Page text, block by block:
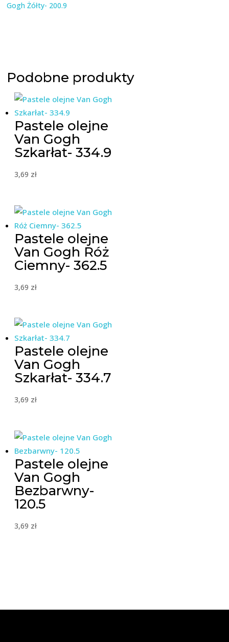
Gogh Żółty- 200.9
Podobne produkty
Pastele olejne
Van Gogh
Szkarłat- 334.9
3,69 zł
Pastele olejne
Van Gogh Róż
Ciemny- 362.5
3,69 zł
Pastele olejne
Van Gogh
Szkarłat- 334.7
3,69 zł
Pastele olejne
Van Gogh
Bezbarwny-
120.5
3,69 zł